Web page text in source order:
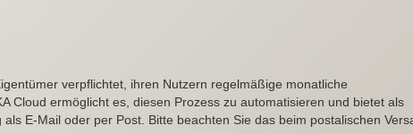
verpflichtet, ihren Nutzern regelmäßige monatliche
Cloud ermöglicht es, diesen Prozess zu automatisieren und bietet als
E-Mail oder per Post. Bitte beachten Sie das beim postalischen